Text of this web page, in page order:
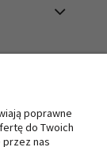
poprawne
do Twoich
nas